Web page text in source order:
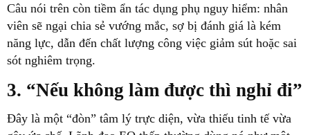
Câu nói trên còn tiềm ẩn tác dụng phụ nguy hiểm: nhân
viên sẽ ngại chia sẻ vướng mắc, sợ bị đánh giá là kém
năng lực, dẫn đến chất lượng công việc giảm sút hoặc sai
sót nghiêm trọng.
3. “Nếu không làm được thì nghỉ đi”
Đây là một “đòn” tâm lý trực diện, vừa thiếu tinh tế vừa